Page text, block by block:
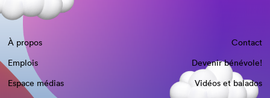
À propos
Contact
Emplois
Devenir bénévole!
Espace médias
Vidéos et balados